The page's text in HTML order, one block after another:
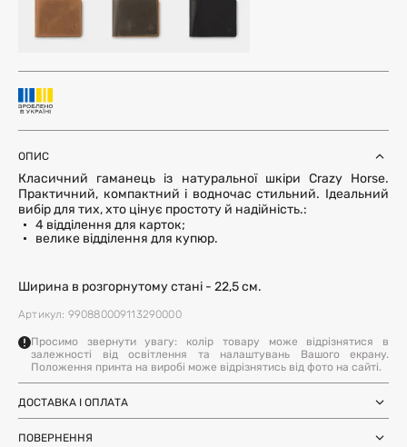
ОПИС
Класичний гаманець із натуральної шкіри Crazy Horse.
Практичний, компактний і водночас стильний. Ідеальний
вибір для тих, хто цінує простоту й надійність.:
4 відділення для карток;
велике відділення для купюр.
Ширина в розгорнутому стані - 22,5 см.
Артикул: 990880009113290000
Просимо звернути увагу: колір товару може відрізнятися в
залежності від освітлення та налаштувань Вашого екрану.
Положення принта на виробі може відрізнятись від фото на сайті.
ДОСТАВКА І ОПЛАТА
Україні) 1-3 дні
ПОВЕРНЕННЯ